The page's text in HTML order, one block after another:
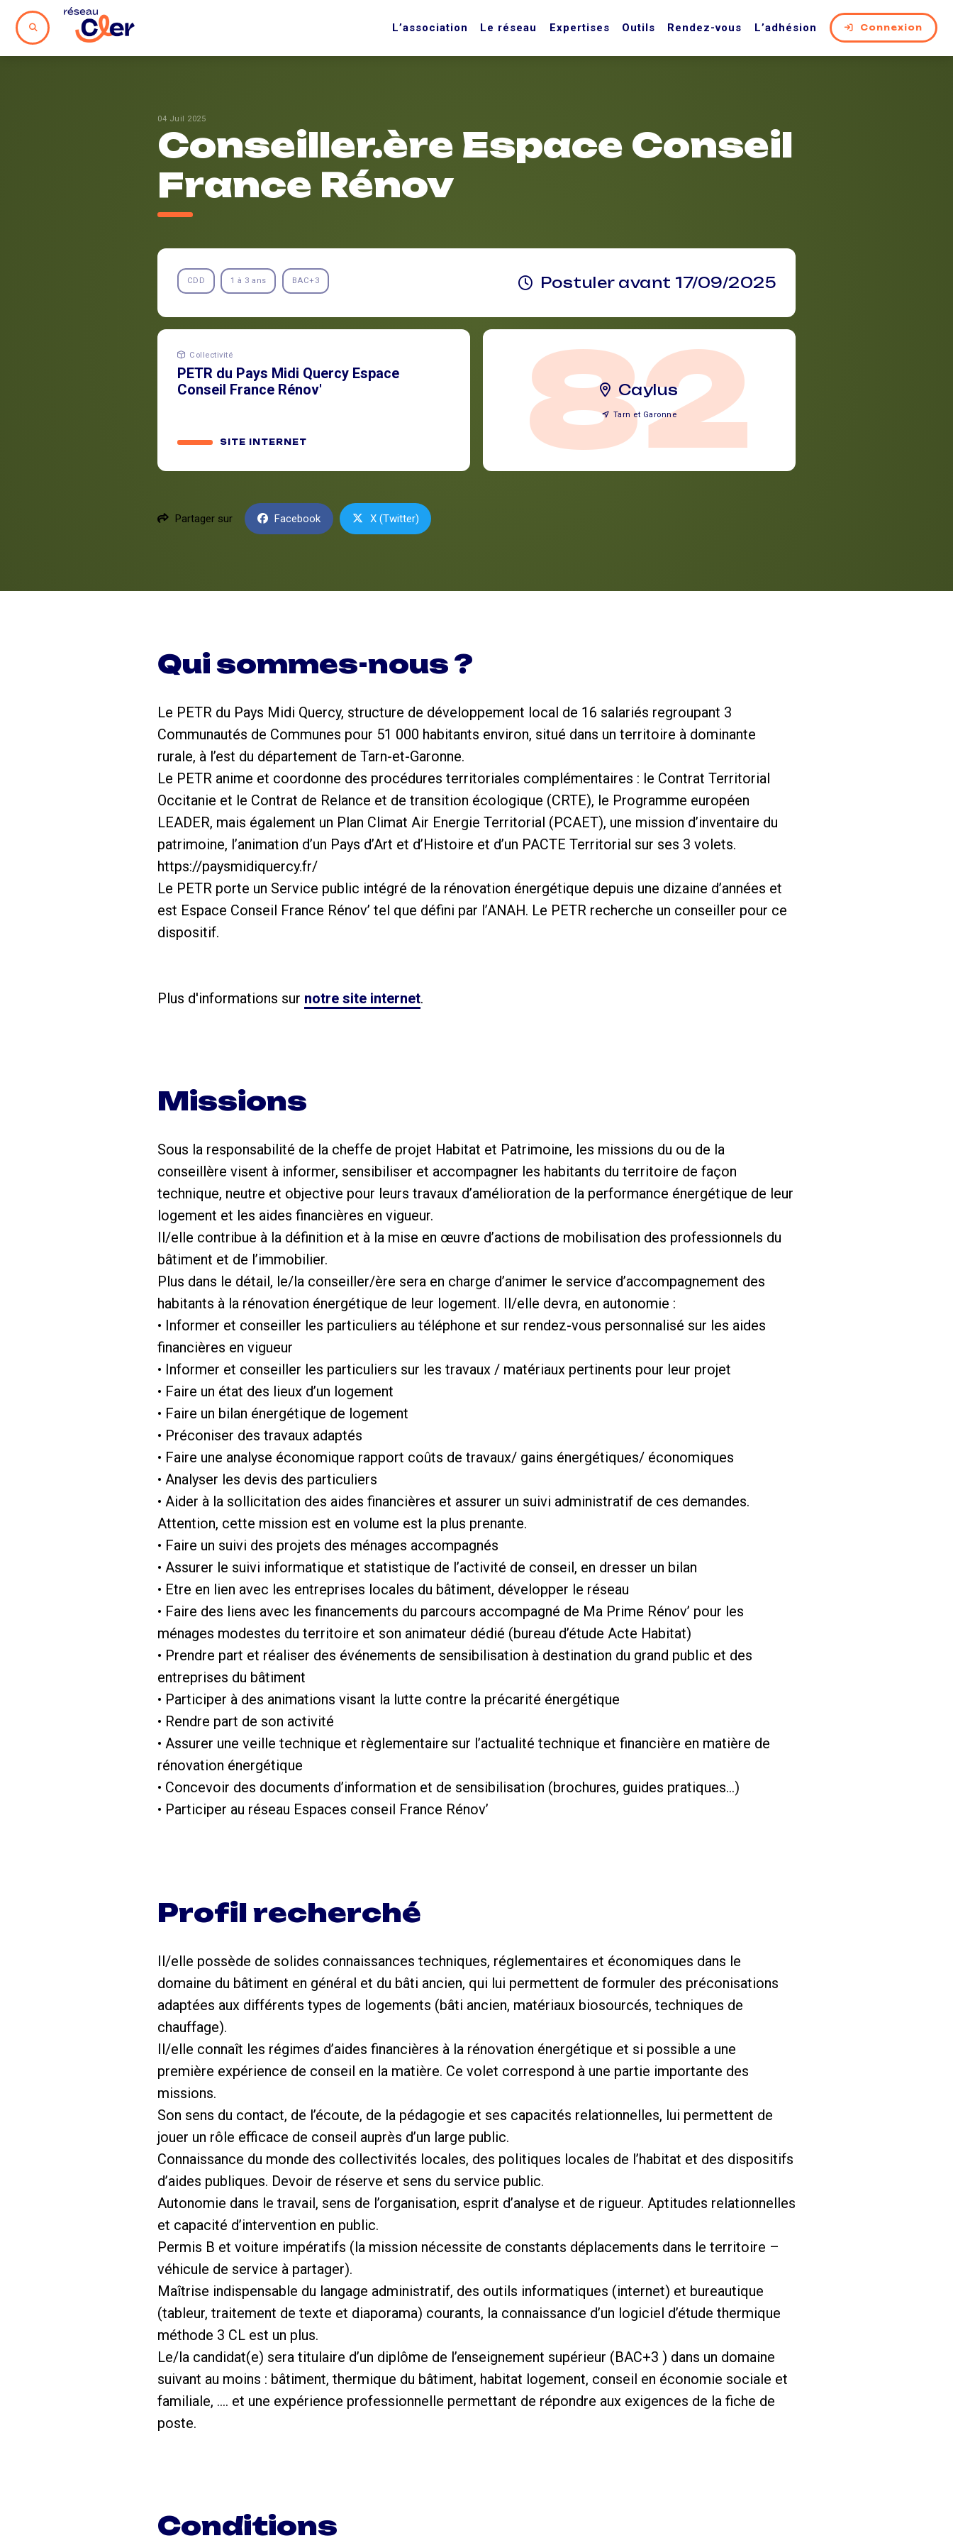
L’association Le réseau Expertises Outils Rendez-vous L’adhésion Connexion
04 Juil 2025
Conseiller.ère Espace Conseil
France Rénov
CDD 1 à 3 ans BAC+3 Postuler avant 17/09/2025
Collectivité
PETR du Pays Midi Quercy Espace
Conseil France Rénov'
SITE INTERNET 82
Caylus
Tarn et Garonne
Partager sur Facebook X (Twitter)
Qui sommes-nous ?
Le PETR du Pays Midi Quercy, structure de développement local de 16 salariés regroupant 3
Communautés de Communes pour 51 000 habitants environ, situé dans un territoire à dominante
rurale, à l’est du département de Tarn-et-Garonne.
Le PETR anime et coordonne des procédures territoriales complémentaires : le Contrat Territorial
Occitanie et le Contrat de Relance et de transition écologique (CRTE), le Programme européen
LEADER, mais également un Plan Climat Air Energie Territorial (PCAET), une mission d’inventaire du
patrimoine, l’animation d’un Pays d’Art et d’Histoire et d’un PACTE Territorial sur ses 3 volets.
https://paysmidiquercy.fr/
Le PETR porte un Service public intégré de la rénovation énergétique depuis une dizaine d’années et
est Espace Conseil France Rénov’ tel que défini par l’ANAH. Le PETR recherche un conseiller pour ce
dispositif.
Plus d'informations sur notre site internet.
Missions
Sous la responsabilité de la cheffe de projet Habitat et Patrimoine, les missions du ou de la
conseillère visent à informer, sensibiliser et accompagner les habitants du territoire de façon
technique, neutre et objective pour leurs travaux d’amélioration de la performance énergétique de leur
logement et les aides financières en vigueur.
Il/elle contribue à la définition et à la mise en œuvre d’actions de mobilisation des professionnels du
bâtiment et de l’immobilier.
Plus dans le détail, le/la conseiller/ère sera en charge d’animer le service d’accompagnement des
habitants à la rénovation énergétique de leur logement. Il/elle devra, en autonomie :
• Informer et conseiller les particuliers au téléphone et sur rendez-vous personnalisé sur les aides
financières en vigueur
• Informer et conseiller les particuliers sur les travaux / matériaux pertinents pour leur projet
• Faire un état des lieux d’un logement
• Faire un bilan énergétique de logement
• Préconiser des travaux adaptés
• Faire une analyse économique rapport coûts de travaux/ gains énergétiques/ économiques
• Analyser les devis des particuliers
• Aider à la sollicitation des aides financières et assurer un suivi administratif de ces demandes.
Attention, cette mission est en volume est la plus prenante.
• Faire un suivi des projets des ménages accompagnés
• Assurer le suivi informatique et statistique de l’activité de conseil, en dresser un bilan
• Etre en lien avec les entreprises locales du bâtiment, développer le réseau
• Faire des liens avec les financements du parcours accompagné de Ma Prime Rénov’ pour les
ménages modestes du territoire et son animateur dédié (bureau d’étude Acte Habitat)
• Prendre part et réaliser des événements de sensibilisation à destination du grand public et des
entreprises du bâtiment
• Participer à des animations visant la lutte contre la précarité énergétique
• Rendre part de son activité
• Assurer une veille technique et règlementaire sur l’actualité technique et financière en matière de
rénovation énergétique
• Concevoir des documents d’information et de sensibilisation (brochures, guides pratiques…)
• Participer au réseau Espaces conseil France Rénov’
Profil recherché
Il/elle possède de solides connaissances techniques, réglementaires et économiques dans le
domaine du bâtiment en général et du bâti ancien, qui lui permettent de formuler des préconisations
adaptées aux différents types de logements (bâti ancien, matériaux biosourcés, techniques de
chauffage).
Il/elle connaît les régimes d’aides financières à la rénovation énergétique et si possible a une
première expérience de conseil en la matière. Ce volet correspond à une partie importante des
missions.
Son sens du contact, de l’écoute, de la pédagogie et ses capacités relationnelles, lui permettent de
jouer un rôle efficace de conseil auprès d’un large public.
Connaissance du monde des collectivités locales, des politiques locales de l’habitat et des dispositifs
d’aides publiques. Devoir de réserve et sens du service public.
Autonomie dans le travail, sens de l’organisation, esprit d’analyse et de rigueur. Aptitudes relationnelles
et capacité d’intervention en public.
Permis B et voiture impératifs (la mission nécessite de constants déplacements dans le territoire –
véhicule de service à partager).
Maîtrise indispensable du langage administratif, des outils informatiques (internet) et bureautique
(tableur, traitement de texte et diaporama) courants, la connaissance d’un logiciel d’étude thermique
méthode 3 CL est un plus.
Le/la candidat(e) sera titulaire d’un diplôme de l’enseignement supérieur (BAC+3 ) dans un domaine
suivant au moins : bâtiment, thermique du bâtiment, habitat logement, conseil en économie sociale et
familiale, …. et une expérience professionnelle permettant de répondre aux exigences de la fiche de
poste.
Conditions